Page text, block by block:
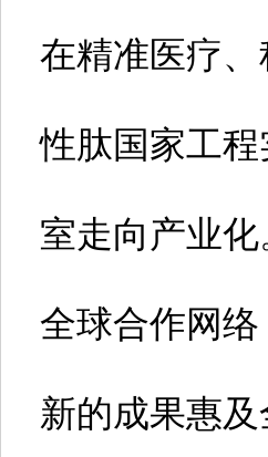
在精准医疗
性肽国家工
室走向产业
全球合作网络
新的成果惠及